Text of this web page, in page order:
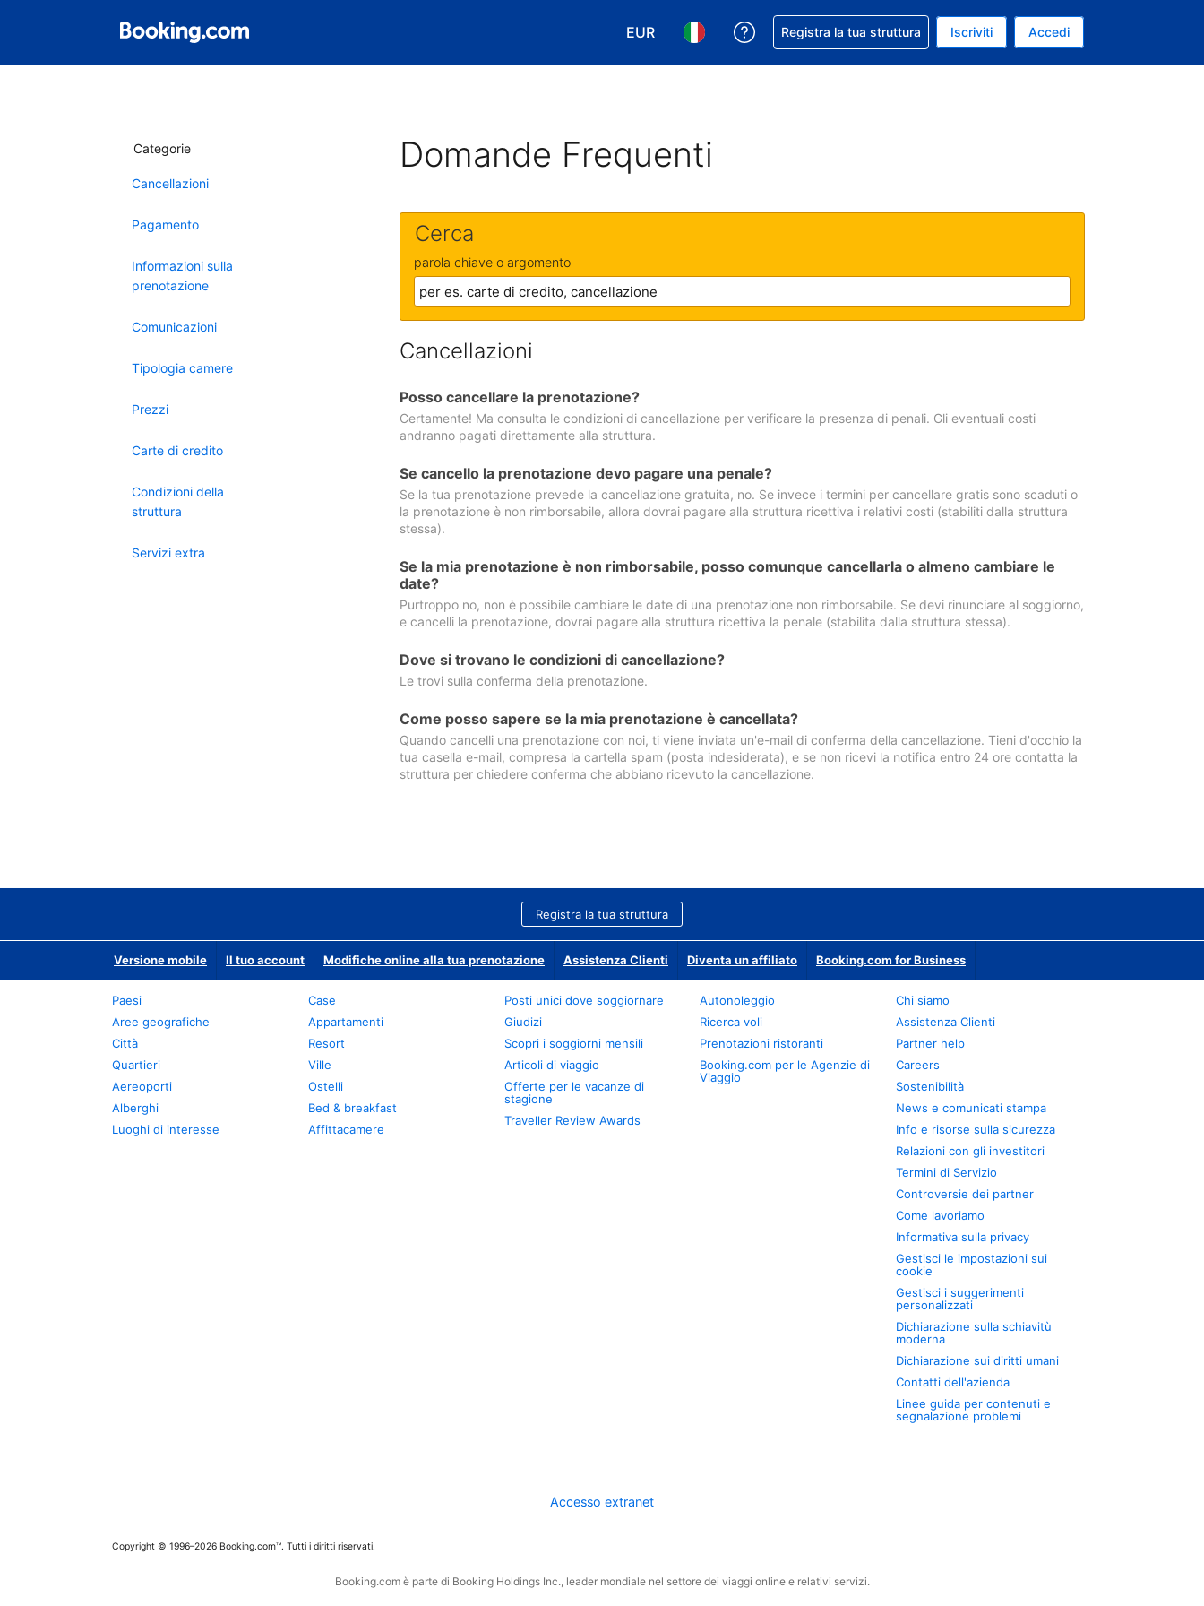
EUR
Scegli la tua valuta. Valuta attuale: Euro
Scegli la tua lingua. Lingua attuale: Italiano
Ricevi aiuto con la prenotazione
Registra la tua struttura Iscriviti Accedi
Categorie
Cancellazioni
Pagamento
Informazioni sulla
prenotazione
Comunicazioni
Tipologia camere
Prezzi
Carte di credito
Condizioni della
struttura
Servizi extra
Domande Frequenti
Cerca
parola chiave o argomento
Cancellazioni
Posso cancellare la prenotazione?
Certamente! Ma consulta le condizioni di cancellazione per verificare la presenza di penali. Gli eventuali costi
andranno pagati direttamente alla struttura.
Se cancello la prenotazione devo pagare una penale?
Se la tua prenotazione prevede la cancellazione gratuita, no. Se invece i termini per cancellare gratis sono scaduti o
la prenotazione è non rimborsabile, allora dovrai pagare alla struttura ricettiva i relativi costi (stabiliti dalla struttura
stessa).
Se la mia prenotazione è non rimborsabile, posso comunque cancellarla o almeno cambiare le
date?
Purtroppo no, non è possibile cambiare le date di una prenotazione non rimborsabile. Se devi rinunciare al soggiorno,
e cancelli la prenotazione, dovrai pagare alla struttura ricettiva la penale (stabilita dalla struttura stessa).
Dove si trovano le condizioni di cancellazione?
Le trovi sulla conferma della prenotazione.
Come posso sapere se la mia prenotazione è cancellata?
Quando cancelli una prenotazione con noi, ti viene inviata un'e-mail di conferma della cancellazione. Tieni d'occhio la
tua casella e-mail, compresa la cartella spam (posta indesiderata), e se non ricevi la notifica entro 24 ore contatta la
struttura per chiedere conferma che abbiano ricevuto la cancellazione.
Registra la tua struttura
Versione mobile Il tuo account Modifiche online alla tua prenotazione Assistenza Clienti Diventa un affiliato Booking.com for Business
Paesi
Aree geografiche
Città
Quartieri
Aereoporti
Alberghi
Luoghi di interesse
Case
Appartamenti
Resort
Ville
Ostelli
Bed & breakfast
Affittacamere
Posti unici dove soggiornare
Giudizi
Scopri i soggiorni mensili
Articoli di viaggio
Offerte per le vacanze di
stagione
Traveller Review Awards
Autonoleggio
Ricerca voli
Prenotazioni ristoranti
Booking.com per le Agenzie di
Viaggio
Chi siamo
Assistenza Clienti
Partner help
Careers
Sostenibilità
News e comunicati stampa
Info e risorse sulla sicurezza
Relazioni con gli investitori
Termini di Servizio
Controversie dei partner
Come lavoriamo
Informativa sulla privacy
Gestisci le impostazioni sui
cookie
Gestisci i suggerimenti
personalizzati
Dichiarazione sulla schiavitù
moderna
Dichiarazione sui diritti umani
Contatti dell'azienda
Linee guida per contenuti e
segnalazione problemi
Accesso extranet
Copyright © 1996–2026 Booking.com™. Tutti i diritti riservati.
Booking.com è parte di Booking Holdings Inc., leader mondiale nel settore dei viaggi online e relativi servizi.